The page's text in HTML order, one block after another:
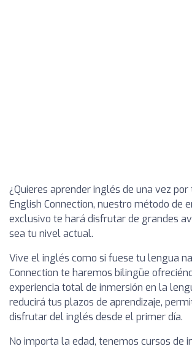
¿Quieres aprender inglés de una vez por
English Connection, nuestro método de
exclusivo te hará disfrutar de grandes
sea tu nivel actual.
Vive el inglés como si fuese tu lengua
Connection te haremos bilingüe
experiencia total de inmersión en la
reducirá tus plazos de aprendizaje,
disfrutar del inglés desde el primer día.
No importa la edad, tenemos cursos de